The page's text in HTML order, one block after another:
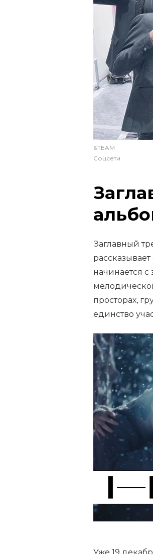
&TEAM
Соцсети
Заглавный
начинается
просторах,
единство